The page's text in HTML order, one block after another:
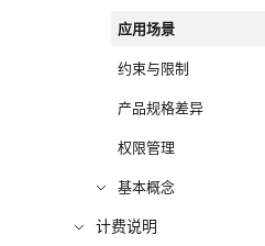
应用场景
约束与限制
产品规格差异
权限管理
基本概念
计费说明